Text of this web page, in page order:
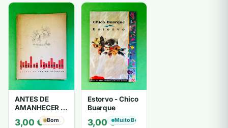
ANTES DE
AMANHECER -
ruy de oliveira
3,00 € Bom
Estorvo - Chico
Buarque
3,00€Muito Bom